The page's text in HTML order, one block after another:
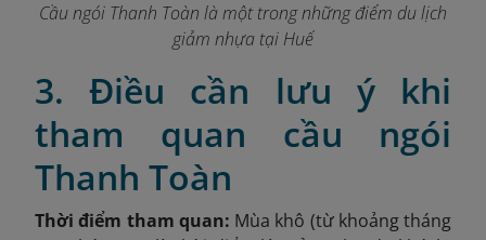
Cầu ngói Thanh Toàn là một trong những điểm du lịch
giảm nhựa tại Huế
3. Điều cần lưu ý khi
tham quan cầu ngói
Thanh Toàn
Thời điểm tham quan: Mùa khô (từ khoảng tháng